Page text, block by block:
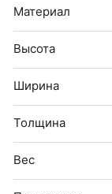
Материал
Высота
Ширина
Толщина
Вес